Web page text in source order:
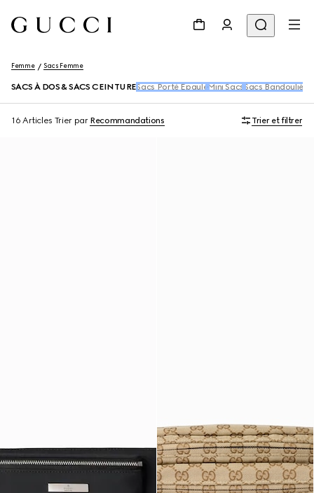
Femme Sacs Femme
SACS À DOS & SACS CEINTURE Sacs Porté ÉpauleMini Sacs Sacs Bandoulière
16 Articles Trier par Recommandations Trier et filtrer